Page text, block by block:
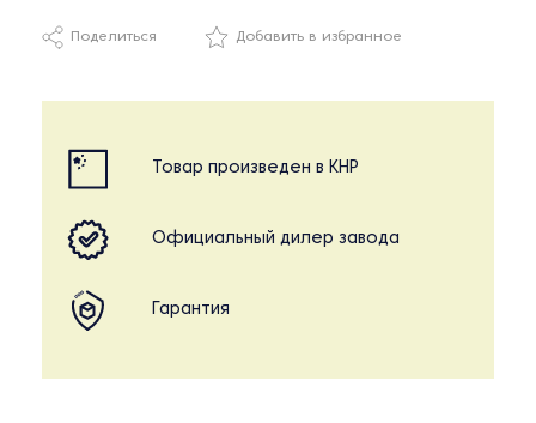
Поделиться Добавить в избранное
Товар произведен в КНР
Официальный дилер завода
Гарантия